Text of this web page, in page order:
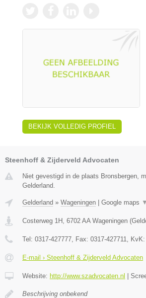
BEKIJK VOLLEDIG PROFIEL
Steenhoff & Zijderveld Advocaten
Niet gevestigd in de plaats Bronsbergen,
Gelderland.
Gelderland » Wageningen Google maps ▼
Costerweg 1H 6702 AA Wageningen (
Tel: 0317-427777 , Fax: 0317-427711 , KvK:
E-mail › Steenhoff & Zijderveld Advocaten
Website: http://www.szadvocaten.nl
Beschrijving onbekend